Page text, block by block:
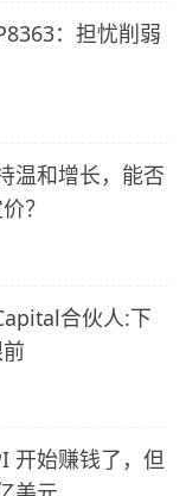
：担忧削弱
温和增长，能否
？
合伙人:下
开始赚钱了，但